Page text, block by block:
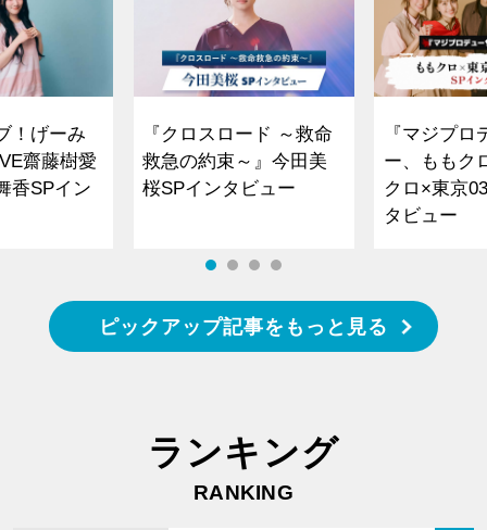
！げーみ
齋藤樹愛
香SPイン
『クロスロード ～救命
救急の約束～』今田美
桜SPインタビュー
『マジプロ
ー、ももク
クロ×東京
タビュー
ピックアップ記事をもっと見る
ランキング
RANKING